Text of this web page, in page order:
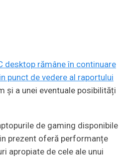
desktop rămâne în continuare
punct de vedere al raportului
și a unei eventuale posibilități
de gaming disponibile
prezent oferă performanțe
apropiate de cele ale unui